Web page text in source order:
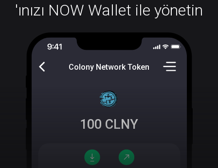
'ınızı NOW Wallet ile yönetin
Colony Network Token
100 CLNY